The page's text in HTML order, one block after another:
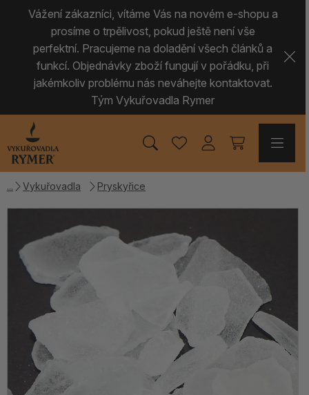
Vážení zákazníci, vítáme Vás na novém e-shopu a
prosíme o trpělivost, pokud ještě není vše
perfektní. Pracujeme na doladění všech článků a
funkcí. Objednávky zboží fungují v pořádku, při
jakémkoliv problému nás neváhejte kontaktovat.
Tým Vykuřovadla Rymer
Vykuřovadla Pryskyřice